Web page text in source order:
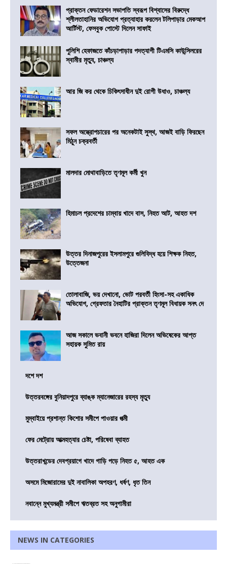
প্রাক্তন ফেডারেশন সভাপতি স্বরূপ বিশ্বাসের বিরুদ্ধে
শ্লীলতাহানির অভিযোগ প্রত্যাহার করলেন টলিপাড়ার মেকআপ
আর্টিস্ট, ফেসবুক পোস্টে দিলেন সাফাই
পুলিশি হেফাজতে কাঁচড়াপাড়ার পদত্যাগী টিএমসি কাউন্সিলরের
স্বামীর মৃত্যু, চাঞ্চল্য
আর জি কর থেকে চিকিৎসাধীন দুই রোগী উধাও, চাঞ্চল্য
সফল অস্ত্রোপচারের পর অনেকটাই সুস্থ, আজই বাড়ি ফিরছেন
মিঠুন চক্রবর্তী
মালদার মোথাবাড়িতে তৃণমূল কর্মী খুন
হিমাচল প্রদেশের চাম্বায় খাদে বাস, নিহত আট, আহত দশ
উত্তর দিনাজপুরের ইসলামপুরে গুলিবিদ্ধ হয়ে শিক্ষক নিহত,
উত্তেজনা
তোলাবাজি, ভয় দেখানো, ভোট পরবর্তী হিংসা-সহ একাধিক
অভিযোগ, গ্রেফতার নৈহাটির প্রাক্তন তৃণমূল বিধায়ক সনৎ দে
আজ সকালে ভবানী ভবনে হাজিরা দিলেন অভিষেকের আপ্ত
সহায়ক সুমিত রায়
দশে দশ
উত্তরবঙ্গের বুনিয়াদপুরে ব্যাঙ্ক ম্যানেজারের রহস্য মৃত্যু
মুম্বাইয়ে প্রশান্ত কিশোর সমীপে পাওয়ার পত্মী
ফের মেট্রোয় আত্মহত্যার চেষ্টা, পরিষেবা ব্যাহত
উত্তরাখন্ডের দেবপ্রয়াগে খাদে গাড়ি পড়ে নিহত ৫, আহত এক
অসমে মিজোরামের দুই নাবালিকা অপহরণ, ধর্ষণ, ধৃত তিন
নবান্নে মুখ্যমন্ত্রী সমীপে ঋতব্রত সহ অনুগামীরা
NEWS IN CATEGORIES